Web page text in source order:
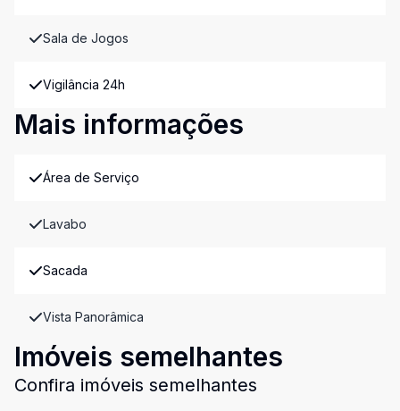
Sala de Jogos
Vigilância 24h
Mais informações
Área de Serviço
Lavabo
Sacada
Vista Panorâmica
Imóveis semelhantes
Confira imóveis semelhantes